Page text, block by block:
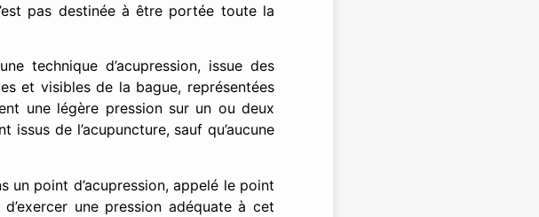
pas destinée à être portée toute la
technique d’acupression, issue des
et visibles de la bague, représentées
une légère pression sur un ou deux
issus de l’acupuncture, sauf qu’aucune
un point d’acupression, appelé le point
une pression adéquate à cet